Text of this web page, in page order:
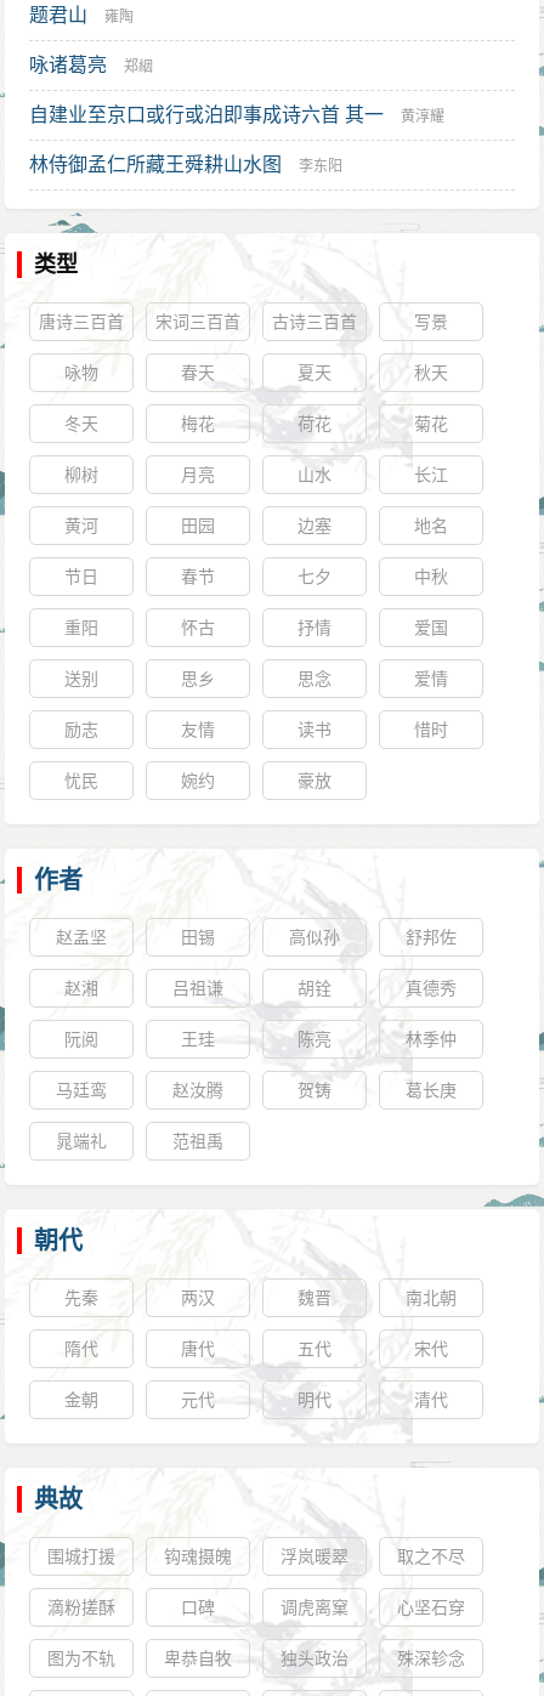
题君山 雍陶
咏诸葛亮 郑絪
自建业至京口或行或泊即事成诗六首 其一 黄淳耀
林侍御孟仁所藏王舜耕山水图 李东阳
类型
唐诗三百首 宋词三百首 古诗三百首 写景
咏物 春天 夏天 秋天
冬天 梅花 荷花 菊花
柳树 月亮 山水 长江
黄河 田园 边塞 地名
节日 春节 七夕 中秋
重阳 怀古 抒情 爱国
送别 思乡 思念 爱情
励志 友情 读书 惜时
忧民 婉约 豪放
作者
赵孟坚 田锡 高似孙 舒邦佐
赵湘 吕祖谦 胡铨 真德秀
阮阅 王珪 陈亮 林季仲
马廷鸾 赵汝腾 贺铸 葛长庚
晁端礼 范祖禹
朝代
先秦 两汉 魏晋 南北朝
隋代 唐代 五代 宋代
金朝 元代 明代 清代
典故
围城打援 钩魂摄魄 浮岚暖翠 取之不尽
滴粉搓酥 口碑 调虎离窠 心坚石穿
图为不轨 卑恭自牧 独头政治 殊深轸念